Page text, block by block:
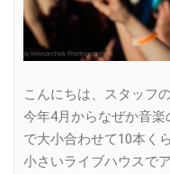
こんにちは、スタッフ
今年4月からなぜか音楽
で大小合わせて10本く
小さいライブハウスで